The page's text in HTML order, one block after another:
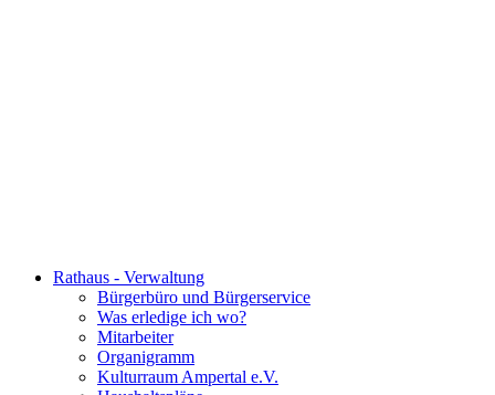
Rathaus - Verwaltung
Bürgerbüro und Bürgerservice
Was erledige ich wo?
Mitarbeiter
Organigramm
Kulturraum Ampertal e.V.